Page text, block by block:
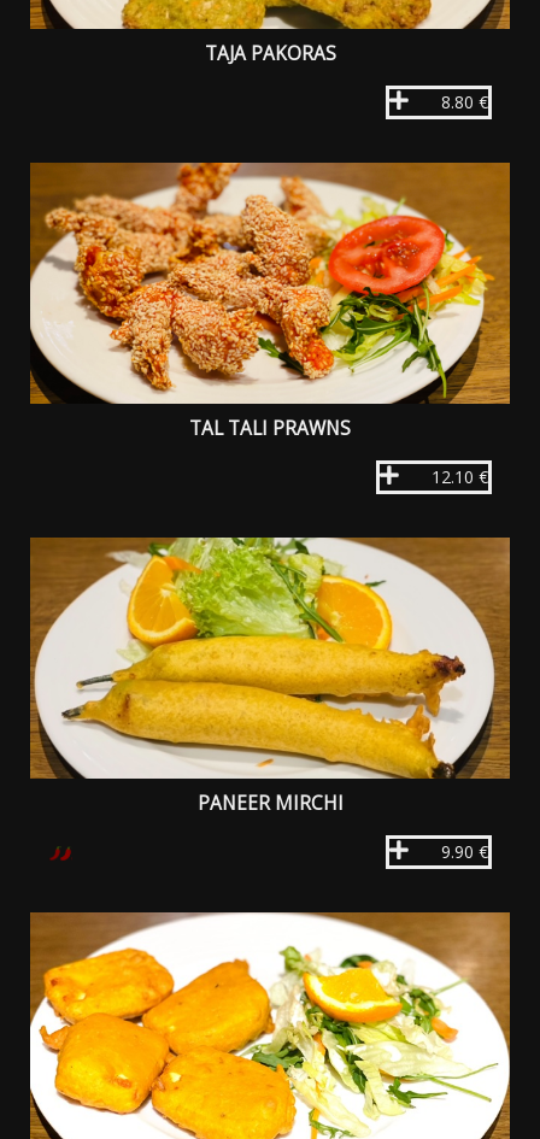
TAJA PAKORAS
8.80 €
TAL TALI PRAWNS
12.10 €
PANEER MIRCHI
9.90 €